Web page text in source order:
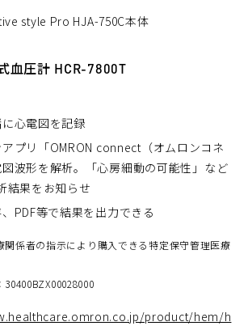
style Pro HJA-750C本体
血圧計 HCR-7800T
心電図を記録
プリ「OMRON connect（オムロンコネ
波形を解析。「心房細動の可能性」など
結果をお知らせ
PDF等で結果を出力できる
関係者の指示により購入できる特定保守管理医療
product/hem/h